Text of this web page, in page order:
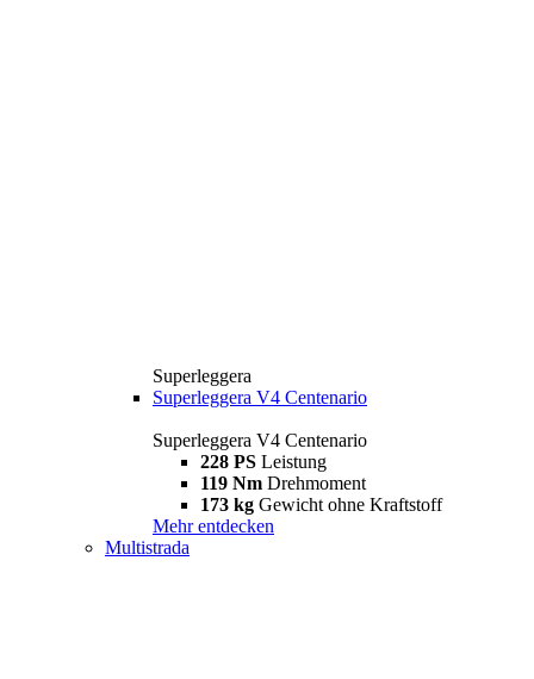
Superleggera
Superleggera V4 Centenario
Superleggera V4 Centenario
228 PS Leistung
119 Nm Drehmoment
173 kg Gewicht ohne Kraftstoff
Mehr entdecken
Multistrada